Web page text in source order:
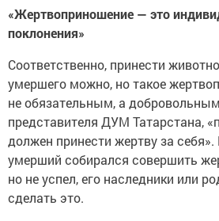
«Жертвоприношение — это
поклонения»
Соответственно, принести
умершего можно, но такое
не обязательным, а
представителя ДУМ Татарстана,
должен принести жертву за
умерший собирался совершить
но не успел, его наследники или
сделать это.